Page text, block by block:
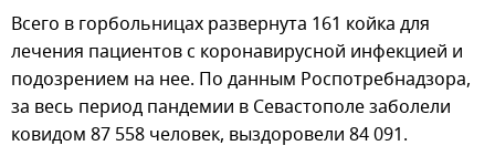
Всего в горбольницах развернута 161 койка для
лечения пациентов с коронавирусной инфекцией и
подозрением на нее. По данным Роспотребнадзора,
за весь период пандемии в Севастополе заболели
ковидом 87 558 человек, выздоровели 84 091.